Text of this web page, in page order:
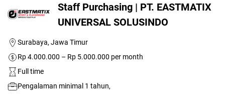
Staff Purchasing | PT. EASTMATIX
UNIVERSAL SOLUSINDO
Surabaya, Jawa Timur
Rp 4.000.000 – Rp 5.000.000 per month
Full time
Pengalaman minimal 1 tahun,